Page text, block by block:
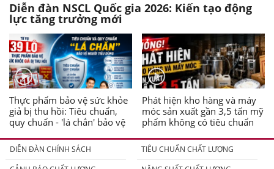
Diễn đàn NSCL Quốc gia 2026: Kiến tạo động
lực tăng trưởng mới
Thực phẩm bảo vệ sức khỏe
giả bị thu hồi: Tiêu chuẩn,
quy chuẩn - 'lá chắn' bảo vệ
Phát hiện kho hàng và máy
móc sản xuất gần 3,5 tấn mỹ
phẩm không có tiêu chuẩn
DIỄN ĐÀN CHÍNH SÁCH
TIÊU CHUẨN CHẤT LƯỢNG